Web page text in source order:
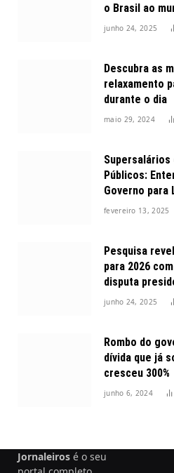
o Brasil ao
junho 24, 2025
Descubra as
relaxamento
durante o dia
maio 29, 2024
Supersalários
Públicos:
Governo para
2025
fevereiro 13, 2025
Pesquisa
para 2026
disputa
junho 24, 2025
Rombo do
dívida que já
cresceu 300%
junho 6, 2024
Jornaleiros é o seu